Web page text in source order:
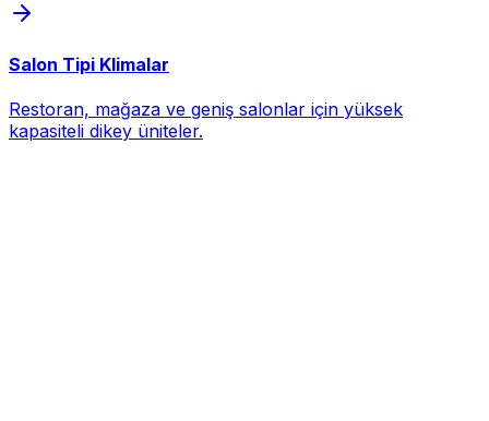
Salon Tipi Klimalar
Restoran, mağaza ve geniş salonlar için yüksek
kapasiteli dikey üniteler.